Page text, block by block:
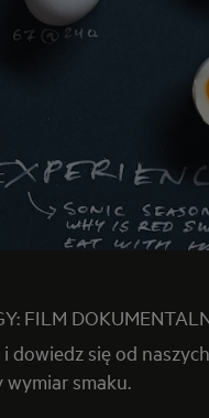
FILM
dowiedz się od
smaku.